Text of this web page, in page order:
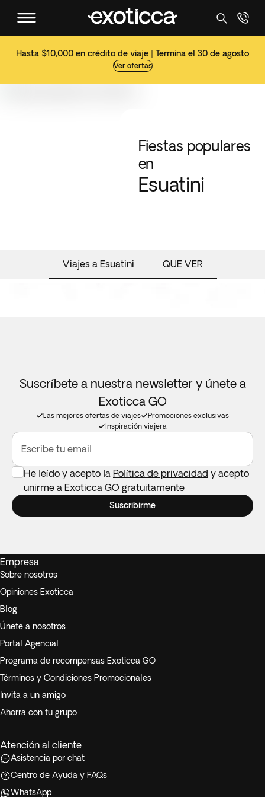
Hasta $10,000 en crédito de viaje | Termina el 30 de agosto
Ver ofertas
Fiestas populares
en
Esuatini
Viajes a Esuatini QUE VER
Suscríbete a nuestra newsletter y únete a
Exoticca GO
Las mejores ofertas de viajes
Promociones exclusivas
Inspiración viajera
Escribe tu email
He leído y acepto la Política de privacidad y acepto
unirme a Exoticca GO gratuitamente
Suscribirme
Empresa
Sobre nosotros
Opiniones Exoticca
Blog
Únete a nosotros
Portal Agencial
Programa de recompensas Exoticca GO
Términos y Condiciones Promocionales
Invita a un amigo
Ahorra con tu grupo
Atención al cliente
Asistencia por chat
Centro de Ayuda y FAQs
WhatsApp